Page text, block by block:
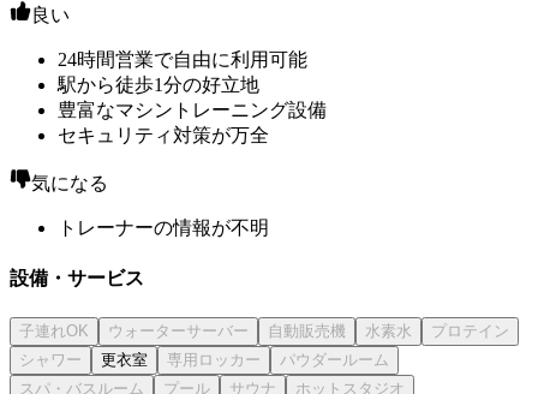
良い
24時間営業で自由に利用可能
駅から徒歩1分の好立地
豊富なマシントレーニング設備
セキュリティ対策が万全
気になる
トレーナーの情報が不明
設備・サービス
更衣室